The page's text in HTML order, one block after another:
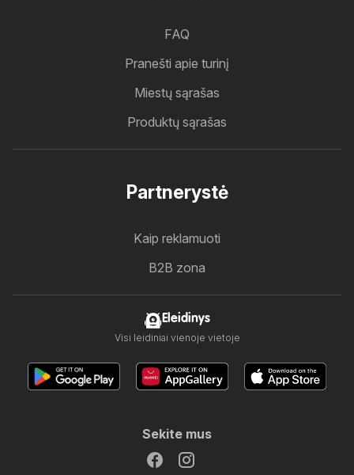
FAQ
Pranešti apie turinį
Miestų sąrašas
Produktų sąrašas
Partnerystė
Kaip reklamuoti
B2B zona
Eleidinys
Visi leidiniai vienoje vietoje
Sekite mus